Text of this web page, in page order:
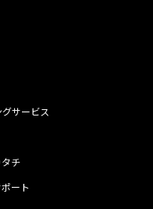
サービス
チ
ート